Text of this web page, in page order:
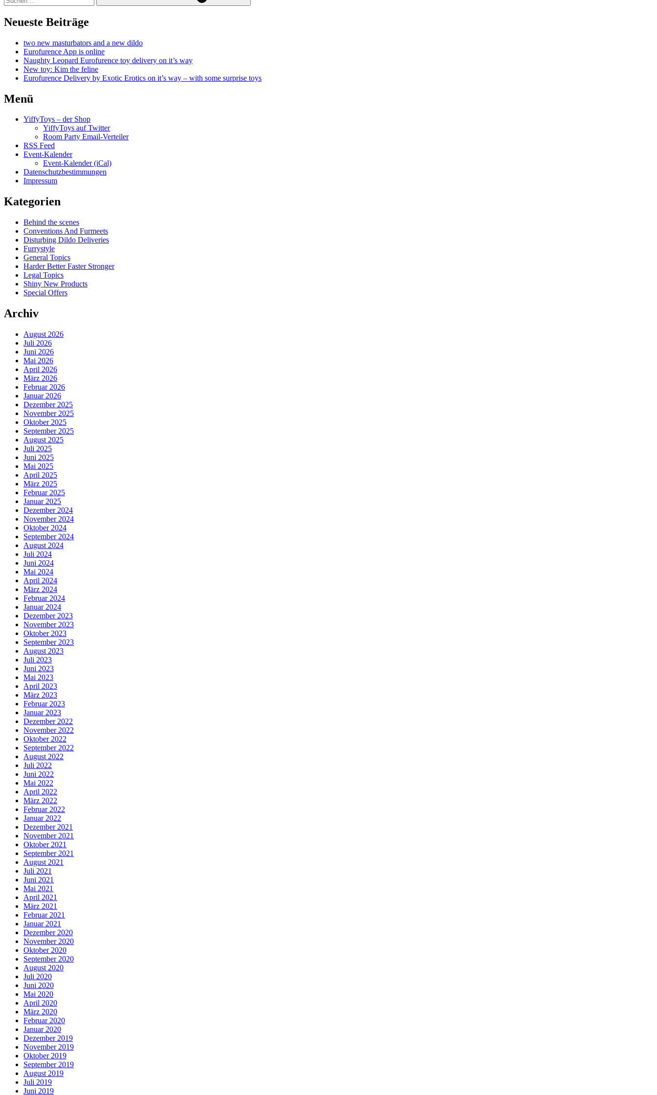
Neueste Beiträge
two new masturbators and a new dildo
Eurofurence App is online
Naughty Leopard Eurofurence toy delivery on it’s way
New toy: Kim the feline
Eurofurence Delivery by Exotic Erotics on it’s way – with some surprise toys
Menü
YiffyToys – der Shop
YiffyToys auf Twitter
Room Party Email-Verteiler
RSS Feed
Event-Kalender
Event-Kalender (iCal)
Datenschutzbestimmungen
Impressum
Kategorien
Behind the scenes
Conventions And Furmeets
Disturbing Dildo Deliveries
Furrystyle
General Topics
Harder Better Faster Stronger
Legal Topics
Shiny New Products
Special Offers
Archiv
August 2026
Juli 2026
Juni 2026
Mai 2026
April 2026
März 2026
Februar 2026
Januar 2026
Dezember 2025
November 2025
Oktober 2025
September 2025
August 2025
Juli 2025
Juni 2025
Mai 2025
April 2025
März 2025
Februar 2025
Januar 2025
Dezember 2024
November 2024
Oktober 2024
September 2024
August 2024
Juli 2024
Juni 2024
Mai 2024
April 2024
März 2024
Februar 2024
Januar 2024
Dezember 2023
November 2023
Oktober 2023
September 2023
August 2023
Juli 2023
Juni 2023
Mai 2023
April 2023
März 2023
Februar 2023
Januar 2023
Dezember 2022
November 2022
Oktober 2022
September 2022
August 2022
Juli 2022
Juni 2022
Mai 2022
April 2022
März 2022
Februar 2022
Januar 2022
Dezember 2021
November 2021
Oktober 2021
September 2021
August 2021
Juli 2021
Juni 2021
Mai 2021
April 2021
März 2021
Februar 2021
Januar 2021
Dezember 2020
November 2020
Oktober 2020
September 2020
August 2020
Juli 2020
Juni 2020
Mai 2020
April 2020
März 2020
Februar 2020
Januar 2020
Dezember 2019
November 2019
Oktober 2019
September 2019
August 2019
Juli 2019
Juni 2019